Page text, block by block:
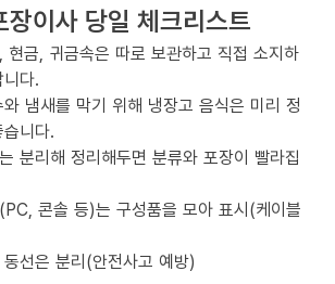
이사 당일 체크리스트
현금, 귀금속은 따로 보관하고 직접 소지하
다.
냄새를 막기 위해 냉장고 음식은 미리 정
니다.
분리해 정리해두면 분류와 포장이 빨라집
콘솔 등)는 구성품을 모아 표시(케이블
선은 분리(안전사고 예방)